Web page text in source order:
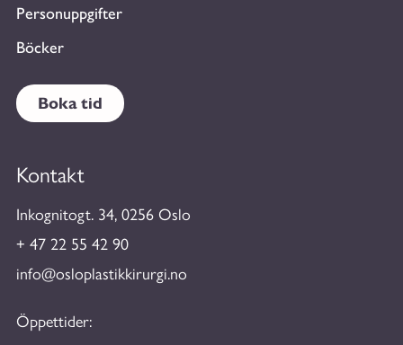
Personuppgifter
Böcker
Boka tid
Kontakt
Inkognitogt. 34, 0256 Oslo
+ 47 22 55 42 90
info@osloplastikkirurgi.no
Öppettider: